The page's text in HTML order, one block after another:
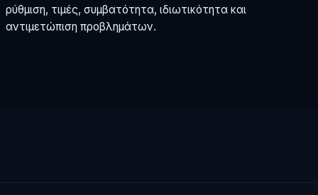
ρύθμιση, τιμές, συμβατότητα, ιδιωτικότητα και
αντιμετώπιση προβλημάτων.